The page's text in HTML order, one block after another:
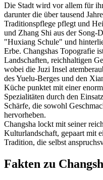
Die Stadt wird vor allem für
darunter die über tausend
Traditionspflege pflegt und
und Zhang Shi aus der Song-
"Huxiang Schule" und
Erbe. Changshas Topografie
Landschaften, reichhaltigen
wobei die Juzi Insel
des Yuelu-Berges und den
Küche punktet mit einer
Spezialitäten durch den
Schärfe, die sowohl
hervorheben.
Changsha lockt mit seiner
Kulturlandschaft, gepaart mit
Tradition, die selbst
Fakten zu